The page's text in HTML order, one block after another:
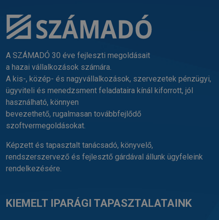
A SZÁMADÓ 30 éve fejleszti megoldásait
a hazai vállalkozások számára.
A kis-, közép- és nagyvállalkozások, szervezetek pénzügyi,
ügyviteli és menedzsment feladataira kínál kiforrott, jól
használható, könnyen
bevezethető, rugalmasan továbbfejlődő
szoftvermegoldásokat.
Képzett és tapasztalt tanácsadó, könyvelő,
rendszerszervező és fejlesztő gárdával állunk ügyfeleink
rendelkezésére.
KIEMELT IPARÁGI TAPASZTALATAINK